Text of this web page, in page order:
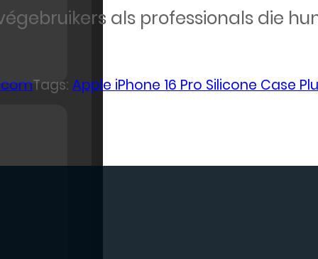
als professionals die
Tags: Apple iPhone 16 Pro Silicone Case